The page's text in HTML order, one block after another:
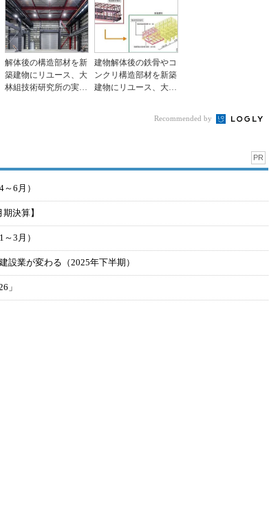
解体後の構造部材を新
築建物にリユース、大
林組技術研究所の実験
建物解体後の鉄骨やコ
ンクリ構造部材を新築
建物にリユース、大林
Recommended by
PR
6月）
決算】
3月）
業が変わる（2025年下半期）
」